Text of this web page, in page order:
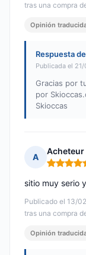
tras una compra
Opinión
Respuesta
Publicada el
Gracias por
por
Skioccas
A
Nota: 5
Publicado el 13/
tras una compra
sitio muy serio
Opinión